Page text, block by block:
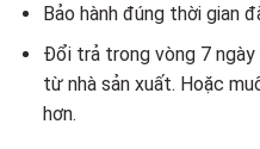
Bảo hành đúng thời gian
Đổi trả trong vòng 7 ngày
từ nhà sản xuất. Hoặc
hơn.